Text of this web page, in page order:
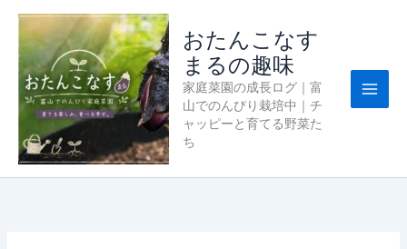
おたんこなす
まるの趣味
家庭菜園の成長ログ｜富
山でのんびり栽培中｜チ
ャッピーと育てる野菜た
ち